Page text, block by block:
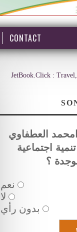
CONTACT
JetBook.Click :
العطفاوي
اجتماعية
؟
نعم
لا
بدون رأي